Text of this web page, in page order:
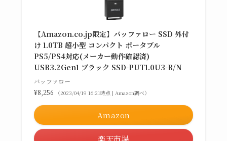
【Amazon.co.jp限定】バッファロー SSD 外付
け 1.0TB 超小型 コンパクト ポータブル
PS5/PS4対応(メーカー動作確認済)
USB3.2Gen1 ブラック SSD-PUT1.0U3-B/N
バッファロー
¥8,256
（2023/04/19 16:21時点 | Amazon調べ）
Amazon
楽天市場